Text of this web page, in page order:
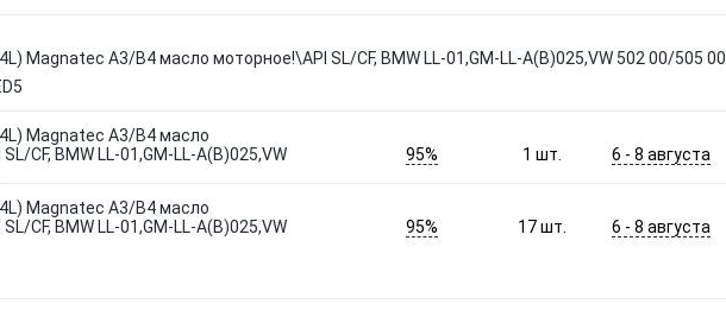
Magnatec A3/B4 масло моторное!\API SL/CF, BMW LL-01,GM-LL-A(B)025,VW 502 00/505 00
Magnatec A3/B4 масло
CF, BMW LL-01,GM-LL-A(B)025,VW
95% 1шт. 6 - 8 августа
Magnatec A3/B4 масло
CF, BMW LL-01,GM-LL-A(B)025,VW
95% 17шт. 6 - 8 августа